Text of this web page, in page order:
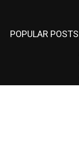
POPULAR POSTS